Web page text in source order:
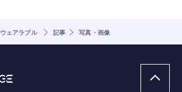
ウェアラブル 記事 写真・画像